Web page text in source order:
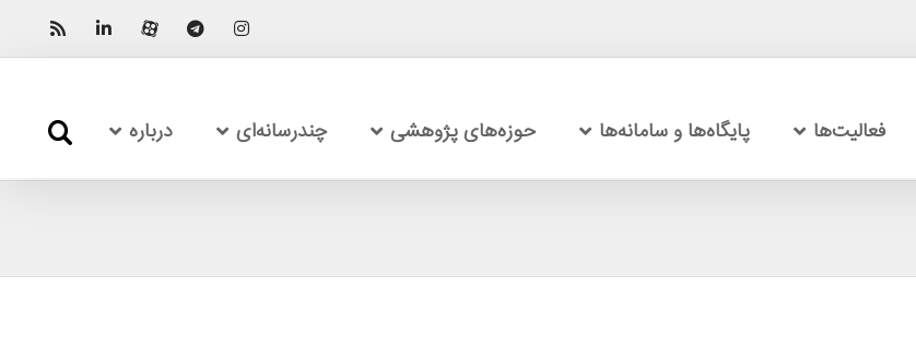
فعالیت‌ها پایگاه‌ها و سامانه‌ها حوزه‌های پژوهشی چندرسانه‌ای درباره